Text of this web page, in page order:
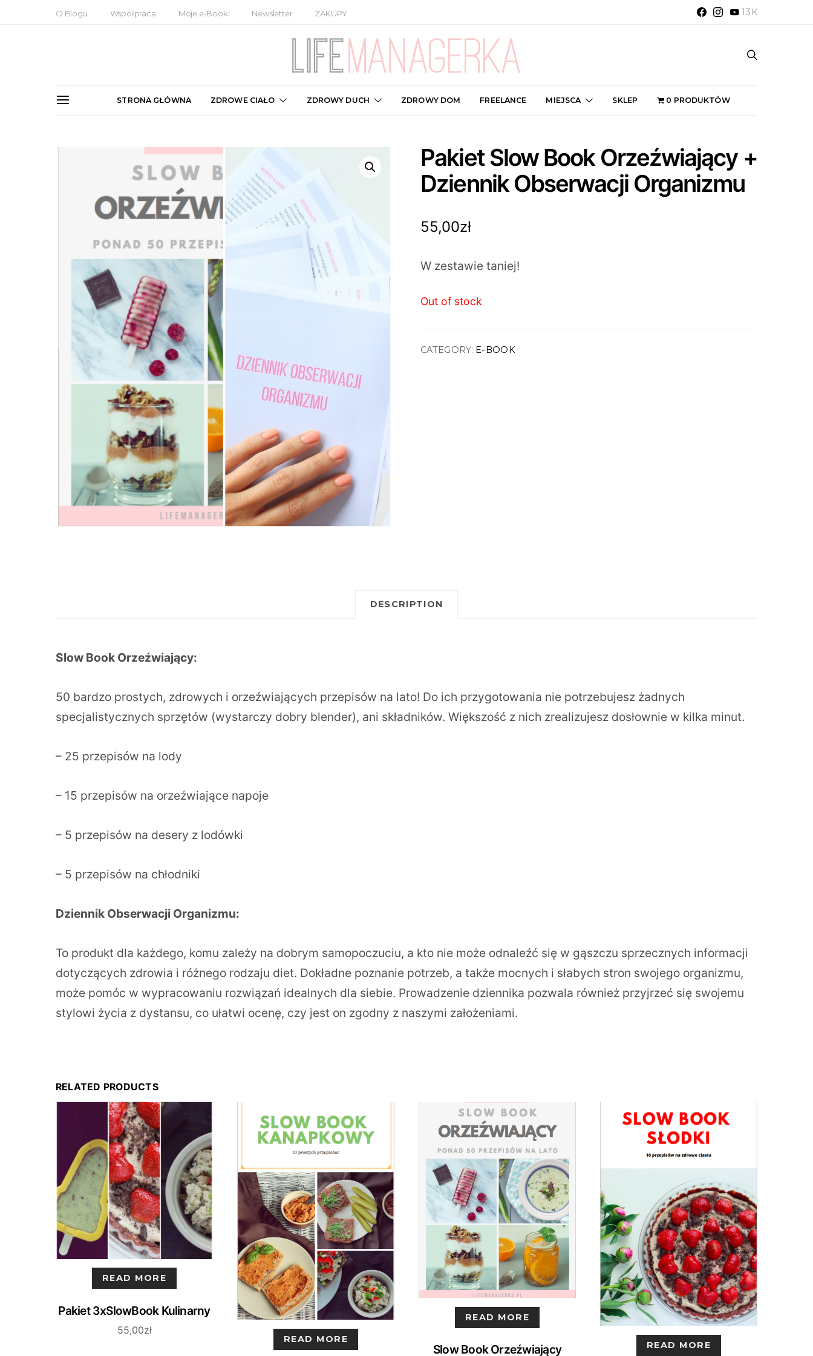
O Blogu Współpraca Moje e-Booki Newsletter ZAKUPY 13K
STRONA GŁÓWNA ZDROWE CIAŁO ZDROWY DUCH ZDROWY DOM FREELANCE MIEJSCA SKLEP 0 PRODUKTÓW
Pakiet Slow Book Orzeźwiający +
Dziennik Obserwacji Organizmu
55,00zł
W zestawie taniej!
Out of stock
CATEGORY: E-BOOK
DESCRIPTION
Slow Book Orzeźwiający:
50 bardzo prostych, zdrowych i orzeźwiających przepisów na lato! Do ich przygotowania nie potrzebujesz żadnych
specjalistycznych sprzętów (wystarczy dobry blender), ani składników. Większość z nich zrealizujesz dosłownie w kilka minut.
– 25 przepisów na lody
– 15 przepisów na orzeźwiające napoje
– 5 przepisów na desery z lodówki
– 5 przepisów na chłodniki
Dziennik Obserwacji Organizmu:
To produkt dla każdego, komu zależy na dobrym samopoczuciu, a kto nie może odnaleźć się w gąszczu sprzecznych informacji
dotyczących zdrowia i różnego rodzaju diet. Dokładne poznanie potrzeb, a także mocnych i słabych stron swojego organizmu,
może pomóc w wypracowaniu rozwiązań idealnych dla siebie. Prowadzenie dziennika pozwala również przyjrzeć się swojemu
stylowi życia z dystansu, co ułatwi ocenę, czy jest on zgodny z naszymi założeniami.
RELATED PRODUCTS
READ MORE
Pakiet 3xSlowBook Kulinarny
55,00zł
READ MORE
READ MORE
Slow Book Orzeźwiający READ MORE